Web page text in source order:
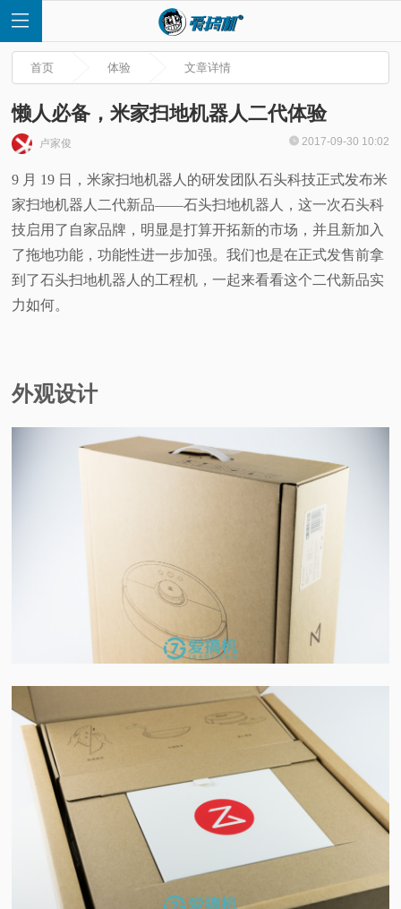
页
快
讯
测
视
题
首页 体验 文章详情
懒人必备，米家扫地机器人二代体验
卢家俊 2017-09-30 10:02
9 月 19 日，米家扫地机器人的研发团队石头科技正式发布米
家扫地机器人二代新品——石头扫地机器人，这一次石头科
技启用了自家品牌，明显是打算开拓新的市场，并且新加入
了拖地功能，功能性进一步加强。我们也是在正式发售前拿
到了石头扫地机器人的工程机，一起来看看这个二代新品实
力如何。
外观设计